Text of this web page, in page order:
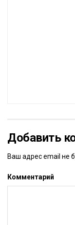
Добавить
Ваш адрес email не
Комментарий